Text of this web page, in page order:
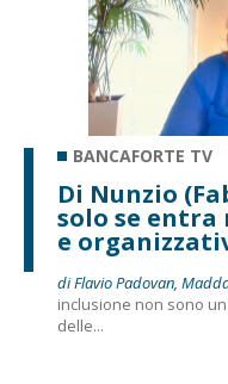
BANCAFORTE TV
Di Nunzio
solo se
e
di Flavio Padovan,
inclusione non sono
delle...